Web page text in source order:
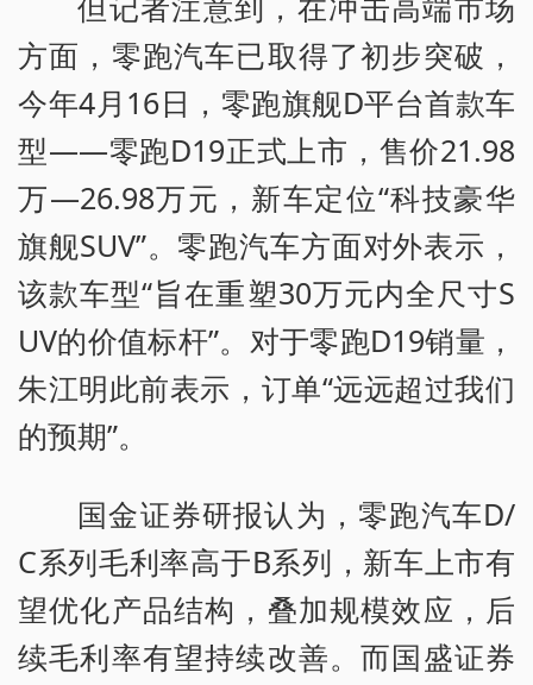
方面，零跑汽车已取得了初步突破，
今年4月16日，零跑旗舰D平台首款车
型——零跑D19正式上市，售价21.98
万—26.98万元，新车定位“科技豪华
旗舰SUV”。零跑汽车方面对外表示，
该款车型“旨在重塑30万元内全尺寸S
UV的价值标杆”。对于零跑D19销量，
朱江明此前表示，订单“远远超过我们
的预期”。
国金证券研报认为，零跑汽车D/
C系列毛利率高于B系列，新车上市有
望优化产品结构，叠加规模效应，后
续毛利率有望持续改善。而国盛证券